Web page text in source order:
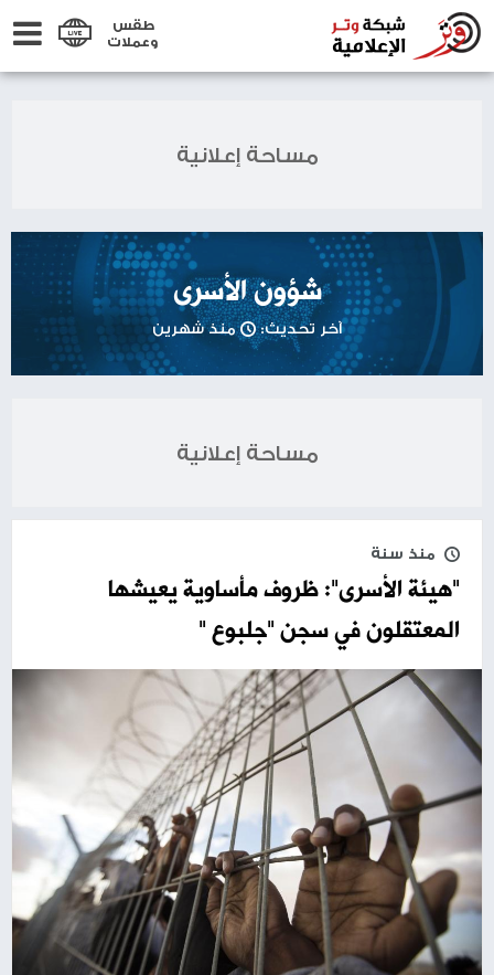
طقس
وعملات
مساحة إعلانية
شؤون الأسرى
آخر تحديث: منذ شهرين
مساحة إعلانية
منذ سنة
"هيئة الأسرى": ظروف مأساوية يعيشها
المعتقلون في سجن "جلبوع "